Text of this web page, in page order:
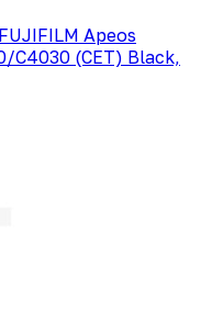
Apeos
C4030 (CET) Black,